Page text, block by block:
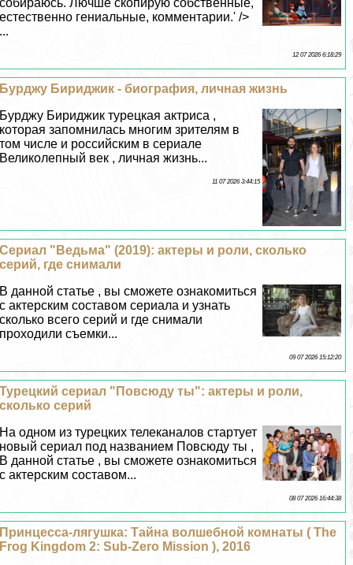
естественно гениальные, комментарии.' />
...
12 07 2026 6:18:29
Бурджу Бириджик - биография, личная жизнь
Бурджу Бириджик турецкая актриса ,
которая запомнилась многим зрителям в
том числе и российским в сериале
Великолепный век , личная жизнь...
11 07 2026 3:44:15
Сериал "Ведьма" (2019): актеры и роли, сколько
серий, где снимали
В данной статье , вы сможете ознакомиться
с актерским составом сериала и узнать
сколько всего серий и где снимали
проходили съемки...
09 07 2026 15:12:20
Турецкий сериал "Повсюду ты": актеры и роли,
сколько серий
На одном из турецких телеканалов стартует
новый сериал под названием Повсюду ты ,
В данной статье , вы сможете ознакомиться
с актерским составом...
08 07 2026 16:44:38
Принцесса-лягушка: Тайна волшебной комнаты ( The
Frog Kingdom 2: Sub-Zero Mission ), 2016